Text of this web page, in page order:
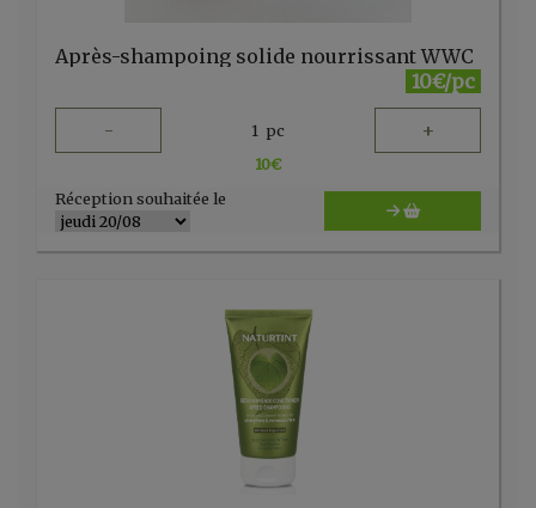
Après-shampoing solide nourrissant WWC
10€/pc
- 1 pc +
10€
Réception souhaitée le